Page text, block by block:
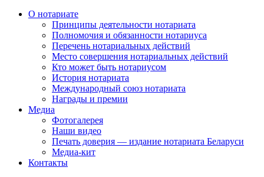
О нотариате
Принципы деятельности нотариата
Полномочия и обязанности нотариуса
Перечень нотариальных действий
Место совершения нотариальных действий
Кто может быть нотариусом
История нотариата
Международный союз нотариата
Награды и премии
Медиа
Фотогалерея
Наши видео
Печать доверия — издание нотариата Беларуси
Медиа-кит
Контакты